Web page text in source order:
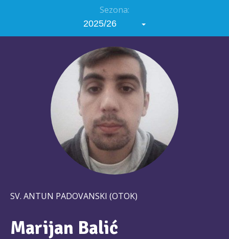
Sezona:
2025/26
SV. ANTUN PADOVANSKI (OTOK)
Marijan Balić